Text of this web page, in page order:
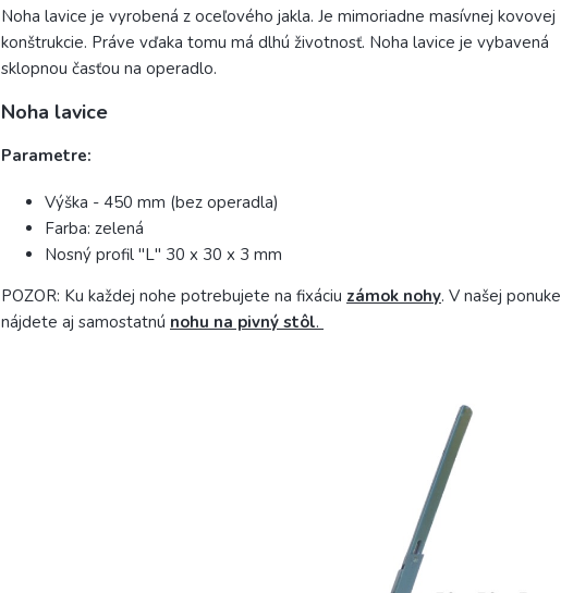
Noha lavice je vyrobená z oceľového jakla. Je mimoriadne masívnej kovovej
konštrukcie. Práve vďaka tomu má dlhú životnosť. Noha lavice je vybavená
sklopnou časťou na operadlo.
Noha lavice
Parametre:
Výška - 450 mm (bez operadla)
Farba: zelená
Nosný profil "L" 30 x 30 x 3 mm
POZOR: Ku každej nohe potrebujete na fixáciu zámok nohy. V našej ponuke
nájdete aj samostatnú nohu na pivný stôl.